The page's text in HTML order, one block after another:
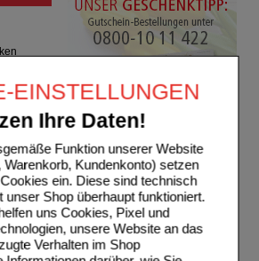
EINSTELLUNGEN
Ihre Daten!
Funktion unserer Website
Warenkorb, Kundenkonto) setzen
ein. Diese sind technisch
unser Shop überhaupt funktioniert.
uns Cookies, Pixel und
unsere Website an das
Verhalten im Shop